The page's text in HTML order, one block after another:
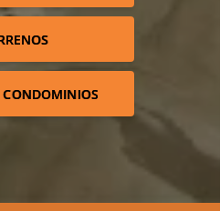
CONDOMINIOS